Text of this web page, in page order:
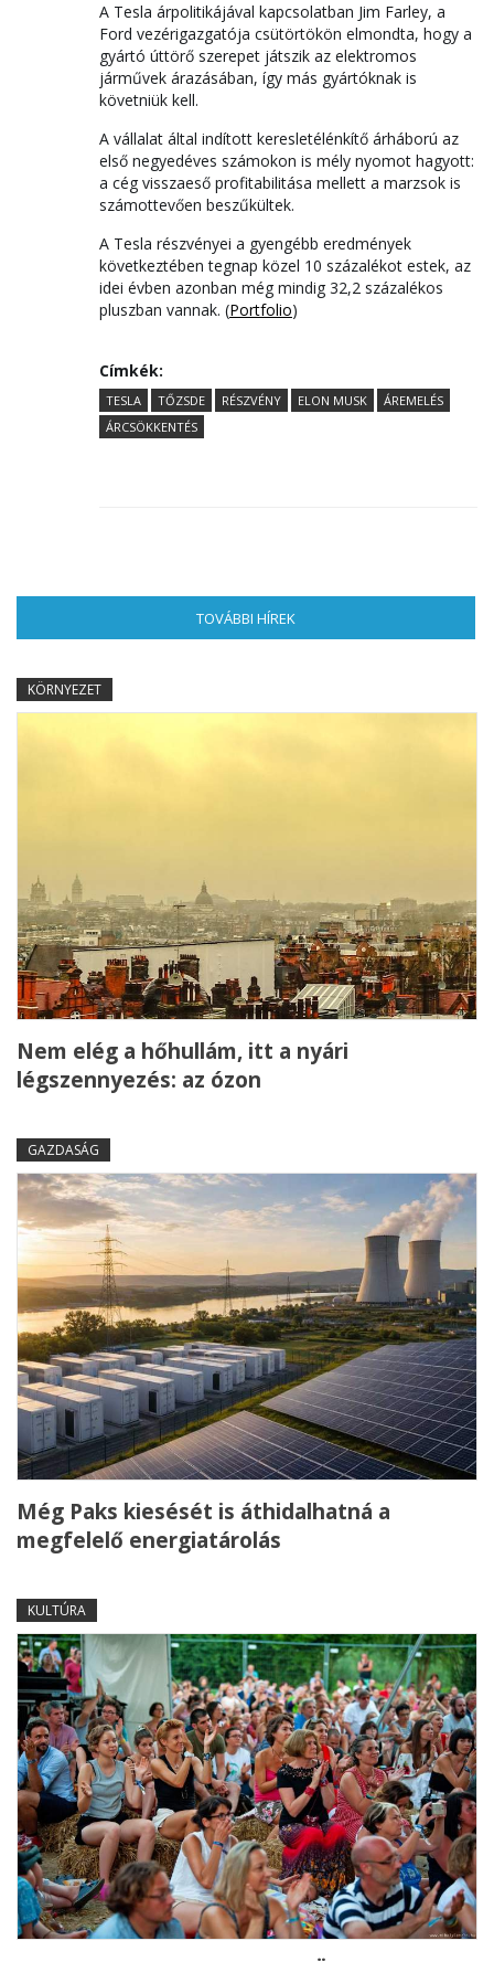
A Tesla árpolitikájával kapcsolatban Jim Farley, a
Ford vezérigazgatója csütörtökön elmondta, hogy a
gyártó úttörő szerepet játszik az elektromos
járművek árazásában, így más gyártóknak is
követniük kell.
A vállalat által indított keresletélénkítő árháború az
első negyedéves számokon is mély nyomot hagyott:
a cég visszaeső profitabilitása mellett a marzsok is
számottevően beszűkültek.
A Tesla részvényei a gyengébb eredmények
következtében tegnap közel 10 százalékot estek, az
idei évben azonban még mindig 32,2 százalékos
pluszban vannak. (Portfolio)
Címkék:
TESLA TŐZSDE RÉSZVÉNY ELON MUSK
ÁREMELÉS
ÁRCSÖKKENTÉS
TOVÁBBI HÍREK
KÖRNYEZET
Nem elég a hőhullám, itt a nyári
légszennyezés: az ózon
GAZDASÁG
Még Paks kiesését is áthidalhatná a
megfelelő energiatárolás
KULTÚRA